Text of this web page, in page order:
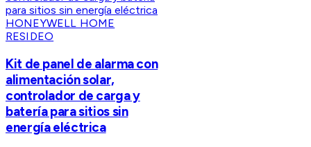
HONEYWELL HOME
RESIDEO
Kit de panel de alarma con
alimentación solar,
controlador de carga y
batería para sitios sin
energía eléctrica